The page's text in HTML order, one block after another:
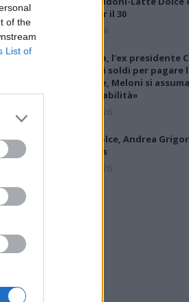
of the
List of
Monastir il 30
6 Ago 2026
Carbonia, l'ex presidente
«Lasciai i soldi per pagare
vertenze, Meloni si
responsabilità»
31 Lug 2026
Latte Dolce, Andrea
nuovo ds
29 Lug 2026